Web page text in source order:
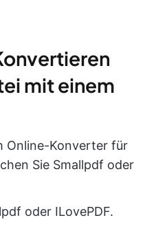
mit einem
Online-Konverter für
Sie Smallpdf oder
oder ILovePDF.